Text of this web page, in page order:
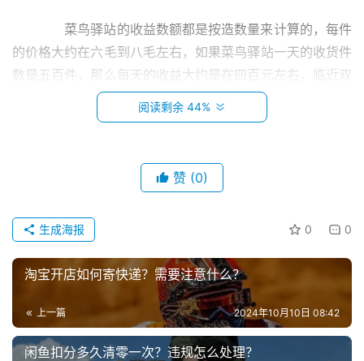
首
页
小
创
业
菜鸟驿站的收益数额都是按造数量来计算的，每件
的价格大约在六毛到八毛左右，如果菜鸟驿站一天的收货件
数是五百件，那么每天的收益大约是在四百元左右，临近双
十一之类的销售活动，一天可以收到1000件货物，那么一
天就可以收益八百元左右
二、如何做菜鸟驿站?
1、选址。选到一个好地址，是做好菜鸟驿站的前
提，直接决定了整个生意的上限，在这一块在怎么花精力都
不为过。小区要找比较大的，建设规划配套都已经基本成熟
的，旁边楼栋要集中，且尽可能地离小区外面比较远，这样
可以让你做生意产生地缘优势，尽可能的避免和规避掉可能
的竞争，形成以自己驿站为中心的独立小商圈。
阅读剩余 44%
赞 (0)
0 0
生成海报
淘宝开店如何寄快递？需要注意什么？
上一篇 2024年10月10日 08:42
闲鱼扣分多久清零一次？违规怎么处理？